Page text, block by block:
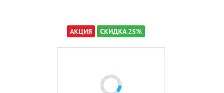
АКЦИЯ СКИДКА 25%